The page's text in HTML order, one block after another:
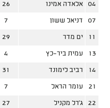
04 אלאדה אמינו 26
07 דניאל ששון 7
11 ים מדר 29
13 עמית ביר-כץ 4
14 רביב לימונד 31
21 עומר הראל 7
22 ג'רל מקניל 27